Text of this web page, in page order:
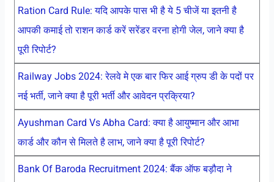
Ration Card Rule: यदि आपके पास भी है ये 5 चीजें या इतनी है
आपकी कमाई तो राशन कार्ड करें सरेंडर वरना होगी जेल, जाने क्या है
पूरी रिपोर्ट?
Railway Jobs 2024: रेलवे मे एक बार फिर आई ग्रुप डी के पदों पर
नई भर्ती, जाने क्या है पूरी भर्ती और आवेदन प्रक्रिया?
Ayushman Card Vs Abha Card: क्या है आयुष्मान और आभा
कार्ड और कौन से मिलते है लाभ, जाने क्या है पूरी रिपोर्ट?
Bank Of Baroda Recruitment 2024: बैंक ऑफ बड़ौदा ने